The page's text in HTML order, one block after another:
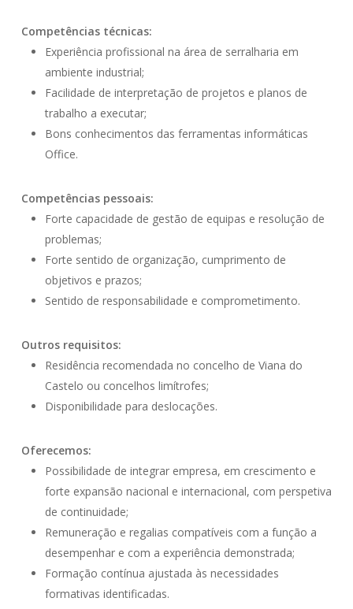
Competências técnicas:
Experiência profissional na área de serralharia em
ambiente industrial;
Facilidade de interpretação de projetos e planos de
trabalho a executar;
Bons conhecimentos das ferramentas informáticas
Office.
Competências pessoais:
Forte capacidade de gestão de equipas e resolução de
problemas;
Forte sentido de organização, cumprimento de
objetivos e prazos;
Sentido de responsabilidade e comprometimento.
Outros requisitos:
Residência recomendada no concelho de Viana do
Castelo ou concelhos limítrofes;
Disponibilidade para deslocações.
Oferecemos:
Possibilidade de integrar empresa, em crescimento e
forte expansão nacional e internacional, com perspetiva
de continuidade;
Remuneração e regalias compatíveis com a função a
desempenhar e com a experiência demonstrada;
Formação contínua ajustada às necessidades
formativas identificadas.